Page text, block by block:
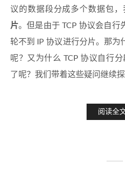
议的数据段分成多个数据包，
片。但是由于 TCP 协议会自行
轮不到 IP 协议进行分片。那为
呢？又为什么 TCP 协议自行
了呢？我们带着这些疑问继续探
阅读全